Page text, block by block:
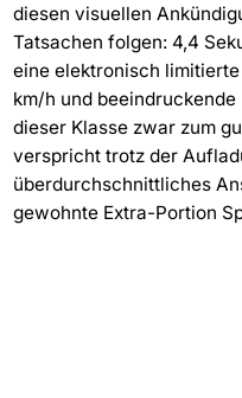
diesen visuellen
Tatsachen folgen: 4,4
eine elektronisch
km/h und
dieser Klasse zwar zum
verspricht trotz der
überdurchschnittliches
gewohnte Extra-Portion